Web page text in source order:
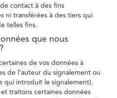
contact à des fins
ni transférées à des tiers qui
telles fins.
que nous
de vos données à
de l’auteur du signalement ou
qui introduit le signalement).
et traitons certaines données